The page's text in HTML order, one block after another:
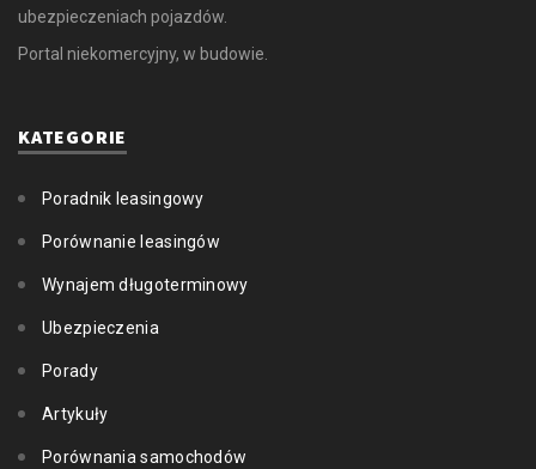
ubezpieczeniach pojazdów.
Portal niekomercyjny, w budowie.
KATEGORIE
Poradnik leasingowy
Porównanie leasingów
Wynajem długoterminowy
Ubezpieczenia
Porady
Artykuły
Porównania samochodów